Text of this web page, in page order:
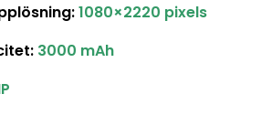
1080×2220 pixels
3000 mAh